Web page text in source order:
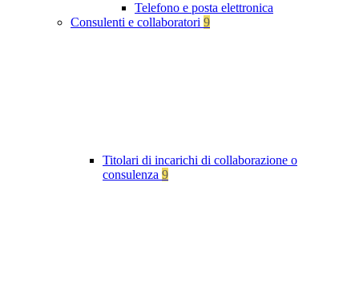
Telefono e posta elettronica
Consulenti e collaboratori 9
Titolari di incarichi di collaborazione o
consulenza 9